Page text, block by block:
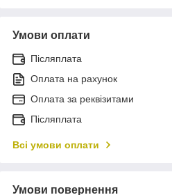
Умови оплати
Післяплата
Оплата на рахунок
Оплата за реквізитами
Післяплата
Всі умови оплати
Умови повернення